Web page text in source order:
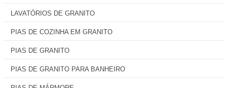
LAVATÓRIOS DE GRANITO
PIAS DE COZINHA EM GRANITO
PIAS DE GRANITO
PIAS DE GRANITO PARA BANHEIRO